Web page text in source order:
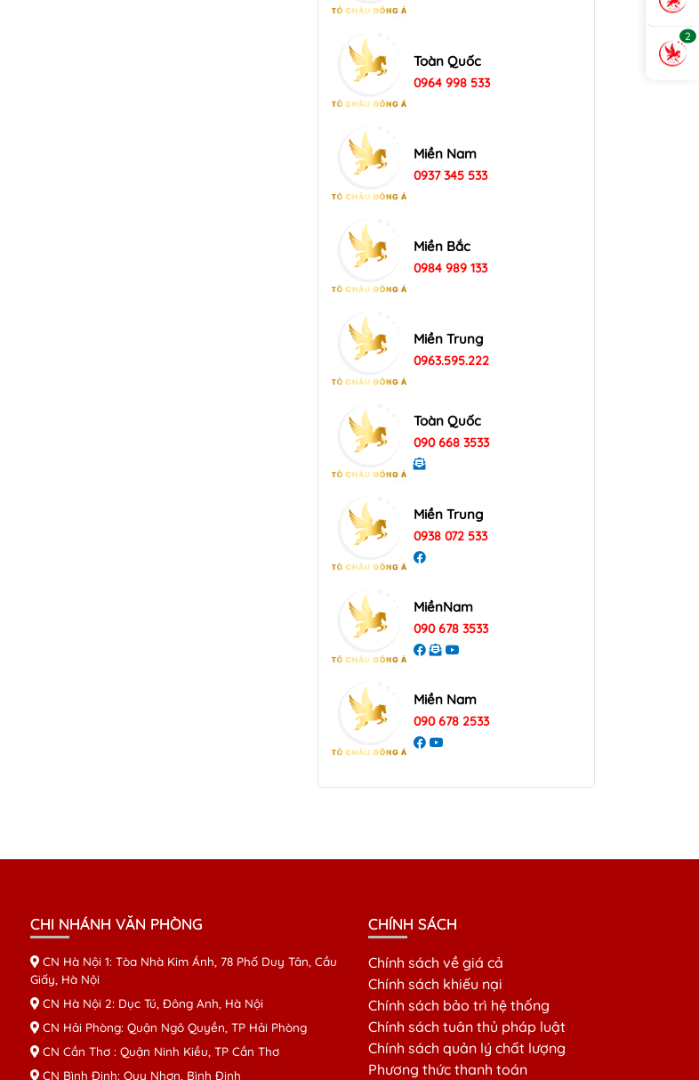
Toàn Quốc
0964 998 533
Miền Nam
0937 345 533
Miền Bắc
0984 989 133
Miền Trung
0963.595.222
Toàn Quốc
090 668 3533
Miền Trung
0938 072 533
MiềnNam
090 678 3533
Miền Nam
090 678 2533
2
CHI NHÁNH VĂN PHÒNG
CN Hà Nội 1: Tòa Nhà Kim Ánh, 78 Phố Duy Tân, Cầu
Giấy, Hà Nội
CN Hà Nội 2: Dục Tú, Đông Anh, Hà Nội
CN Hải Phòng: Quận Ngô Quyền, TP Hải Phòng
CN Cần Thơ : Quận Ninh Kiều, TP Cần Thơ
CN Bình Định: Quy Nhơn, Bình Định
CHÍNH SÁCH
Chính sách về giá cả
Chính sách khiếu nại
Chính sách bảo trì hệ thống
Chính sách tuân thủ pháp luật
Chính sách quản lý chất lượng
Phương thức thanh toán